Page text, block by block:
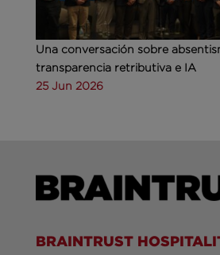
Una conversación sobre
transparencia retributiva e IA
25 Jun 2026
BRAINTRUST